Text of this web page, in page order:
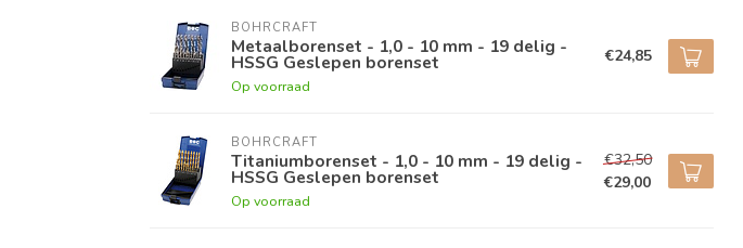
BOHRCRAFT
Metaalborenset - 1,0 - 10 mm - 19 delig -
HSSG Geslepen borenset
Op voorraad
€24,85
BOHRCRAFT
Titaniumborenset - 1,0 - 10 mm - 19 delig -
HSSG Geslepen borenset
Op voorraad
€32,50
€29,00